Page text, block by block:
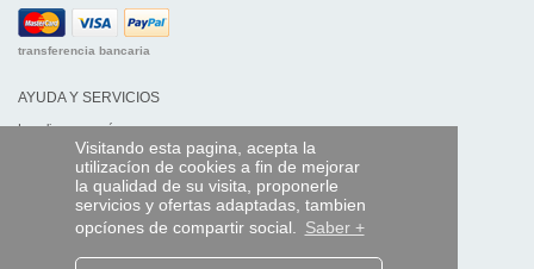
Visitando esta pagina, acepta la
utilizacíon de cookies a fin de mejorar
la qualidad de su visita, proponerle
servicios y ofertas adaptadas, tambien
opcíones de compartir social. Saber +
transferencia bancaria
AYUDA Y SERVICIOS
Localice su envío
MANDO EXPRESS
¿Quiénes somos?
Información legal
Datos personales